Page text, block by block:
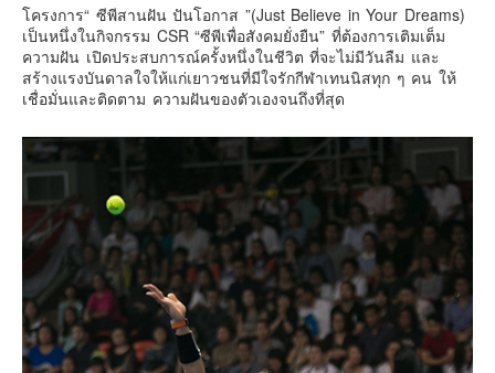
Beauty Review
รีวิวสายการบิน
Products & Applications
About Us
Contact & Support Us
โครงการ“ ซีพีสานฝัน ปันโอกาส ”(Just Believe in Your Dreams)
เป็นหนึ่งในกิจกรรม CSR “ซีพีเพื่อสังคมยั่งยืน” ที่ต้องการเติมเต็ม
ความฝัน เปิดประสบการณ์ครั้งหนึ่งในชีวิต ที่จะไม่มีวันลืม และ
สร้างแรงบันดาลใจให้แก่เยาวชนที่มีใจรักกีฬาเทนนิสทุก ๆ คน ให้
เชื่อมั่นและติดตาม ความฝันของตัวเองจนถึงที่สุด